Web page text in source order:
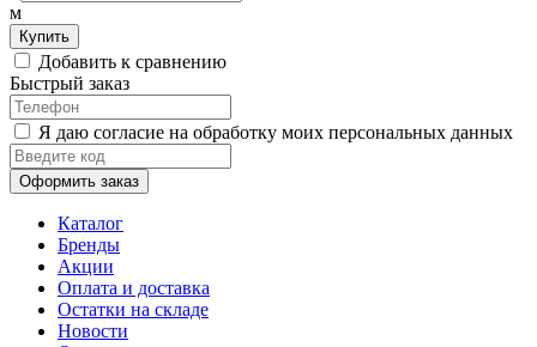
м
Купить
Добавить к сравнению
Быстрый заказ
Я даю согласие на обработку моих персональных данных
Оформить заказ
Каталог
Бренды
Акции
Оплата и доставка
Остатки на складе
Новости